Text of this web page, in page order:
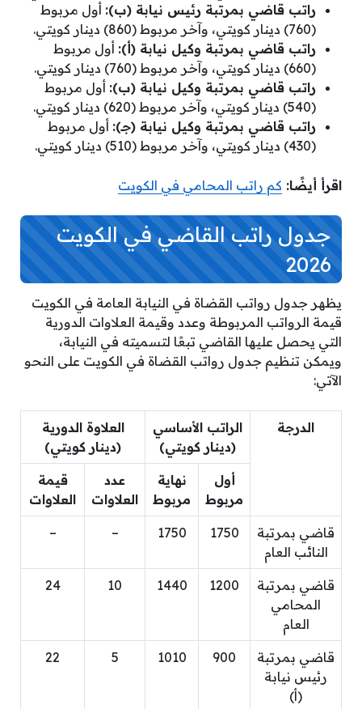
راتب قاضي بمرتبة رئيس نيابة (ب): أول مربوط
(760) دينار كويتي، وآخر مربوط (860) دينار كويتي.
راتب قاضي بمرتبة وكيل نيابة (أ): أول مربوط
(660) دينار كويتي، وآخر مربوط (760) دينار كويتي.
راتب قاضي بمرتبة وكيل نيابة (ب): أول مربوط
(540) دينار كويتي، وآخر مربوط (620) دينار كويتي.
راتب قاضي بمرتبة وكيل نيابة (جـ): أول مربوط
(430) دينار كويتي، وآخر مربوط (510) دينار كويتي.
اقرأ أيضًا: كم راتب المحامي في الكويت
جدول راتب القاضي في الكويت
2026
يظهر جدول رواتب القضاة في النيابة العامة في الكويت
قيمة الرواتب المربوطة وعدد وقيمة العلاوات الدورية
التي يحصل عليها القاضي تبعًا لتسميته في النيابة،
ويمكن تنظيم جدول رواتب القضاة في الكويت على النحو
الآتي:
الدرجة
الراتب الأساسي
(دينار كويتي)
العلاوة الدورية
(دينار كويتي)
أول
مربوط
نهاية
مربوط
عدد
العلاوات
قيمة
العلاوات
قاضي بمرتبة
النائب العام
1750
1750
–
–
قاضي بمرتبة
المحامي
العام
1200
1440
10
24
قاضي بمرتبة
رئيس نيابة
(أ)
900
1010
5
22